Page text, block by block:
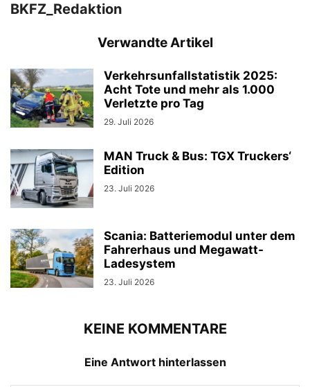
BKFZ_Redaktion
Verwandte Artikel
Verkehrsunfallstatistik 2025:
Acht Tote und mehr als 1.000
Verletzte pro Tag
29. Juli 2026
MAN Truck & Bus: TGX Truckers‘
Edition
23. Juli 2026
Scania: Batteriemodul unter dem
Fahrerhaus und Megawatt-
Ladesystem
23. Juli 2026
KEINE KOMMENTARE
Eine Antwort hinterlassen